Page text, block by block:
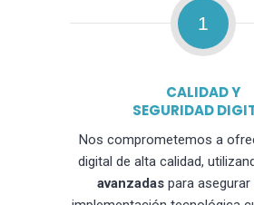
1
CALIDAD Y
SEGURIDAD
Nos comprometemos a
digital de alta calidad,
avanzadas para